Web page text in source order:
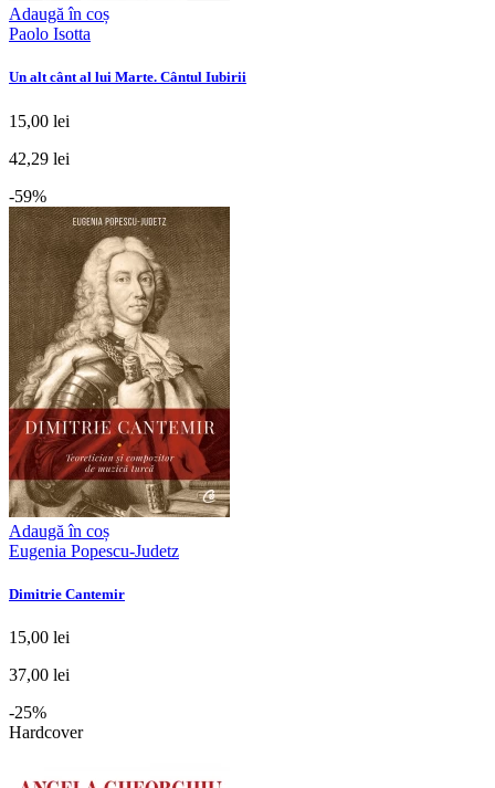
Adaugă în coș
Paolo Isotta
Un alt cânt al lui Marte. Cântul Iubirii
15,00 lei
42,29 lei
-59%
Adaugă în coș
Eugenia Popescu-Judetz
Dimitrie Cantemir
15,00 lei
37,00 lei
-25%
Hardcover